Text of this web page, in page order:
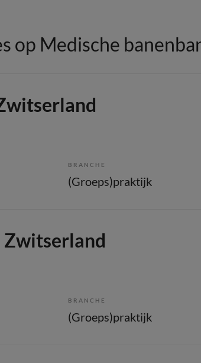
op Medische
BRANCHE
(Groeps)praktijk
Zwitserland
BRANCHE
(Groeps)praktijk